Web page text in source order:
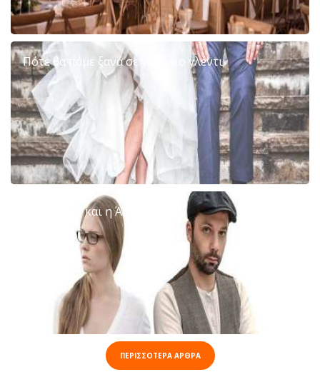
Πότε θα πάμε ξανά σε γαμήλιο γλέντι;
Εσύ, Αυτός και η Άλλη!
ΠΕΡΙΣΣΟΤΕΡΑ ΑΡΘΡΑ